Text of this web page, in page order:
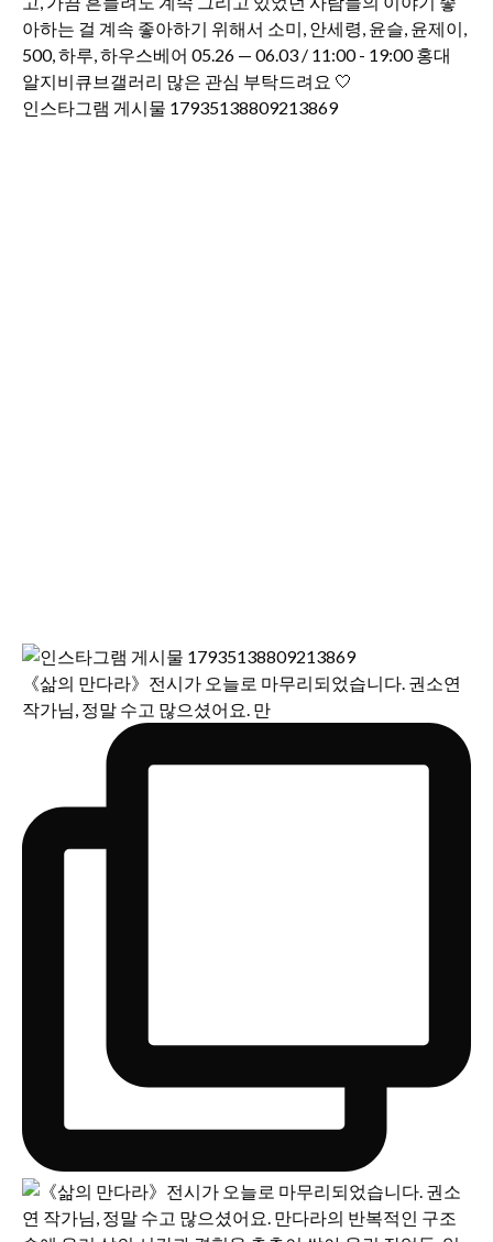
인스타그램 게시물 17935138809213869
《삶의 만다라》전시가 오늘로 마무리되었습니다. 권소연
작가님, 정말 수고 많으셨어요. 만